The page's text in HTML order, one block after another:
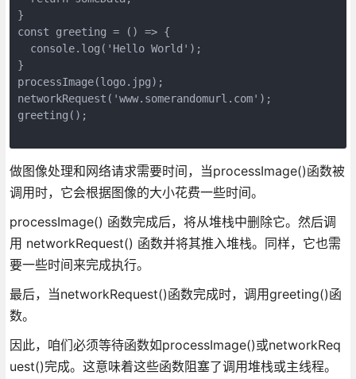
}
const greeting = () => {
  console.log('Hello World');
}
processImage(logo.jpg);
networkRequest('www.somerandomurl.com');
greeting();
做图像处理和网络请求需要时间，当processImage()函数被
调用时，它会根据图像的大小花费一些时间。
processImage() 函数完成后，将从堆栈中删除它。然后调
用 networkRequest() 函数并将其推入堆栈。同样，它也需
要一些时间来完成执行。
最后，当networkRequest()函数完成时，调用greeting()函
数。
因此，咱们必须等待函数如processImage()或networkReq
uest()完成。这意味着这些函数阻塞了调用堆栈或主线程。